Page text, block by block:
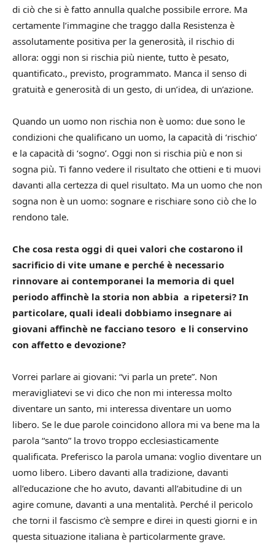
di ciò che si è fatto annulla qualche possibile errore. Ma
certamente l’immagine che traggo dalla Resistenza è
assolutamente positiva per la generosità, il rischio di
allora: oggi non si rischia più niente, tutto è pesato,
quantificato., previsto, programmato. Manca il senso di
gratuità e generosità di un gesto, di un’idea, di un’azione.
Quando un uomo non rischia non è uomo: due sono le
condizioni che qualificano un uomo, la capacità di ‘rischio’
e la capacità di ‘sogno’. Oggi non si rischia più e non si
sogna più. Ti fanno vedere il risultato che ottieni e ti muovi
davanti alla certezza di quel risultato. Ma un uomo che non
sogna non è un uomo: sognare e rischiare sono ciò che lo
rendono tale.
Che cosa resta oggi di quei valori che costarono il
sacrificio di vite umane e perché è necessario
rinnovare ai contemporanei la memoria di quel
periodo affinchè la storia non abbia a ripetersi? In
particolare, quali ideali dobbiamo insegnare ai
giovani affinchè ne facciano tesoro e li conservino
con affetto e devozione?
Vorrei parlare ai giovani: “vi parla un prete”. Non
meravigliatevi se vi dico che non mi interessa molto
diventare un santo, mi interessa diventare un uomo
libero. Se le due parole coincidono allora mi va bene ma la
parola “santo” la trovo troppo ecclesiasticamente
qualificata. Preferisco la parola umana: voglio diventare un
uomo libero. Libero davanti alla tradizione, davanti
all’educazione che ho avuto, davanti all’abitudine di un
agire comune, davanti a una mentalità. Perché il pericolo
che torni il fascismo c’è sempre e direi in questi giorni e in
questa situazione italiana è particolarmente grave.